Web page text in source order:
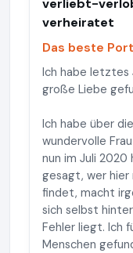
verliebt-
verheiratet
Das beste
Ich habe letztes
große Liebe
Ich habe über
wundervolle
nun im Juli 2020
gesagt, wer hier
findet, macht
sich selbst
Fehler liegt. Ich
Menschen